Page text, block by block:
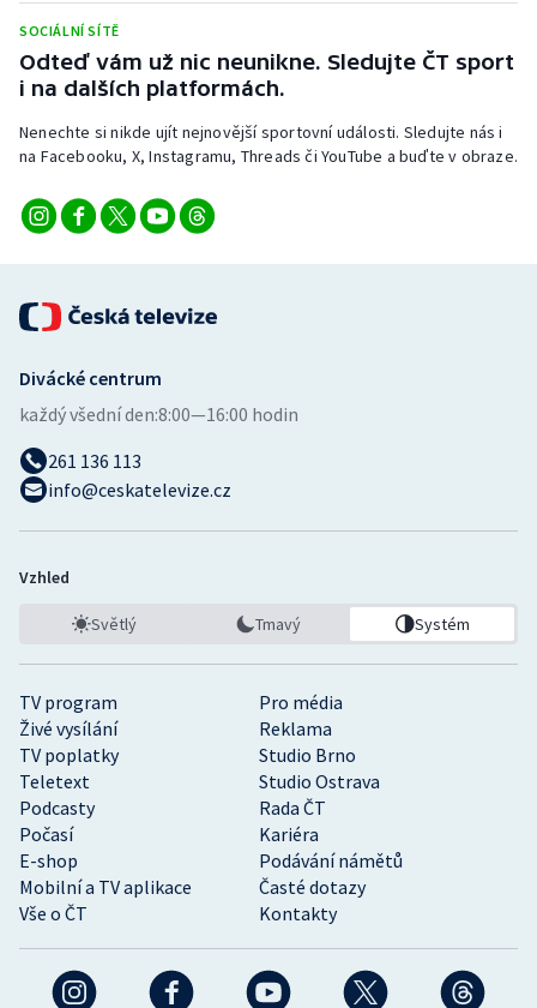
Triatlon
Veslování
Vodní slalom
Ostatní
SOCIÁLNÍ SÍTĚ
Odteď vám už nic neunikne. Sledujte ČT sport
i na dalších platformách.
Nenechte si nikde ujít nejnovější sportovní události. Sledujte nás i
na Facebooku, X, Instagramu, Threads či YouTube a buďte v obraze.
TV program
Pro média
Živé vysílání
Reklama
TV poplatky
Studio Brno
Teletext
Studio Ostrava
Podcasty
Rada ČT
Počasí
Kariéra
E-shop
Podávání námětů
Mobilní a TV aplikace
Časté dotazy
Vše o ČT
Kontakty
Divácké centrum
každý všední den:8:00—16:00 hodin
261 136 113
info@ceskatelevize.cz
Vzhled
Světlý Tmavý Systém